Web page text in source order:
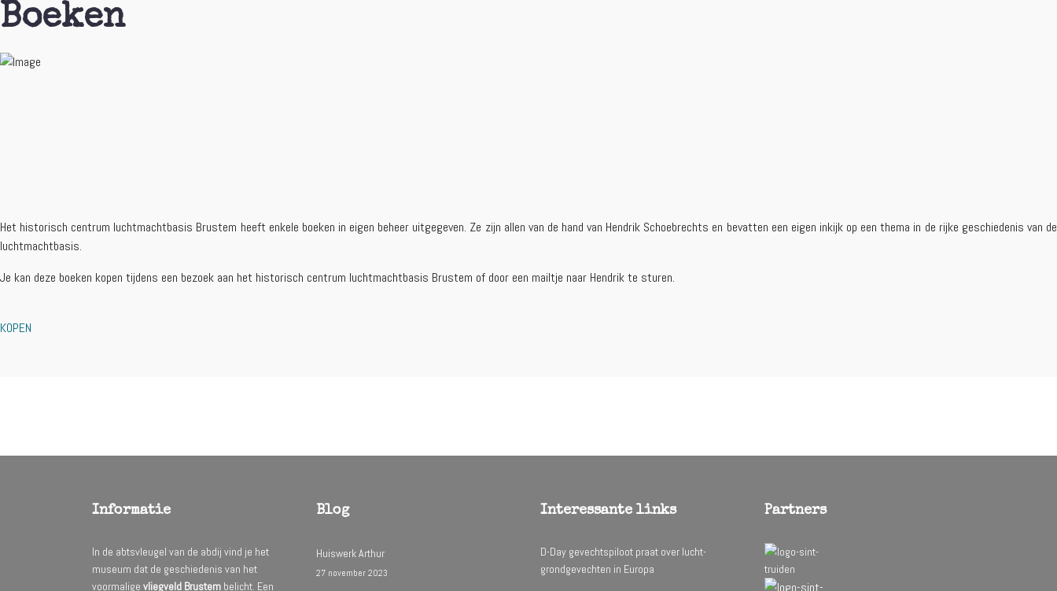
Boeken
Het historisch centrum luchtmachtbasis Brustem heeft enkele boeken in eigen beheer uitgegeven. Ze zijn allen van de hand van Hendrik Schoebrechts en bevatten een eigen inkijk op een thema in de rijke geschiedenis van de
luchtmachtbasis.
Je kan deze boeken kopen tijdens een bezoek aan het historisch centrum luchtmachtbasis Brustem of door een mailtje naar Hendrik te sturen.
KOPEN
Informatie
In de abtsvleugel van de abdij vind je het
museum dat de geschiedenis van het
voormalige vliegveld Brustem belicht. Een
Blog
Huiswerk Arthur
27 november 2023
Interessante links
D-Day gevechtspiloot praat over lucht-
grondgevechten in Europa
Partners